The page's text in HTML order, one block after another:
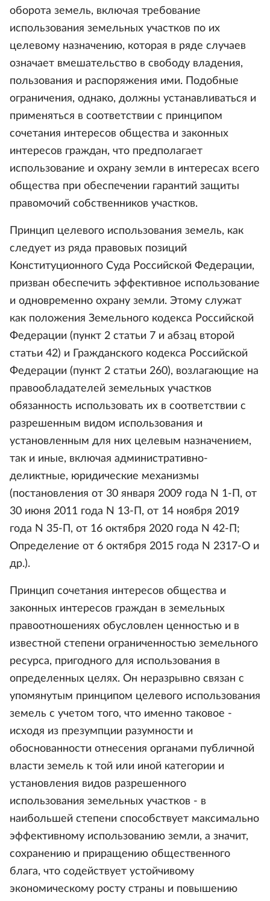
оборота земель, включая требование
использования земельных участков по их
целевому назначению, которая в ряде случаев
означает вмешательство в свободу владения,
пользования и распоряжения ими. Подобные
ограничения, однако, должны устанавливаться и
применяться в соответствии с принципом
сочетания интересов общества и законных
интересов граждан, что предполагает
использование и охрану земли в интересах всего
общества при обеспечении гарантий защиты
правомочий собственников участков.
Принцип целевого использования земель, как
следует из ряда правовых позиций
Конституционного Суда Российской Федерации,
призван обеспечить эффективное использование
и одновременно охрану земли. Этому служат
как положения Земельного кодекса Российской
Федерации (пункт 2 статьи 7 и абзац второй
статьи 42) и Гражданского кодекса Российской
Федерации (пункт 2 статьи 260), возлагающие на
правообладателей земельных участков
обязанность использовать их в соответствии с
разрешенным видом использования и
установленным для них целевым назначением,
так и иные, включая административно-
деликтные, юридические механизмы
(постановления от 30 января 2009 года N 1-П, от
30 июня 2011 года N 13-П, от 14 ноября 2019
года N 35-П, от 16 октября 2020 года N 42-П;
Определение от 6 октября 2015 года N 2317-О и
др.).
Принцип сочетания интересов общества и
законных интересов граждан в земельных
правоотношениях обусловлен ценностью и в
известной степени ограниченностью земельного
ресурса, пригодного для использования в
определенных целях. Он неразрывно связан с
упомянутым принципом целевого использования
земель с учетом того, что именно таковое -
исходя из презумпции разумности и
обоснованности отнесения органами публичной
власти земель к той или иной категории и
установления видов разрешенного
использования земельных участков - в
наибольшей степени способствует максимально
эффективному использованию земли, а значит,
сохранению и приращению общественного
блага, что содействует устойчивому
экономическому росту страны и повышению